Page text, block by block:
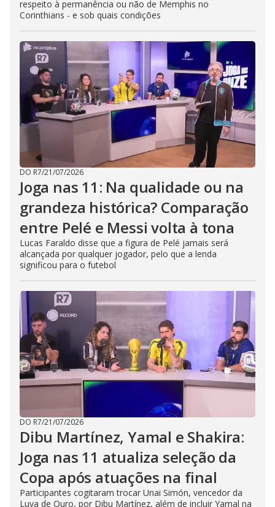
respeito à permanência ou não de Memphis no
Corinthians - e sob quais condições
DO R7/21/07/2026
Joga nas 11: Na qualidade ou na
grandeza histórica? Comparação
entre Pelé e Messi volta à tona
Lucas Faraldo disse que a figura de Pelé jamais será
alcançada por qualquer jogador, pelo que a lenda
significou para o futebol
DO R7/21/07/2026
Dibu Martínez, Yamal e Shakira:
Joga nas 11 atualiza seleção da
Copa após atuações na final
Participantes cogitaram trocar Unai Simón, vencedor da
Luva de Ouro, por Dibu Martínez, além de incluir Yamal na